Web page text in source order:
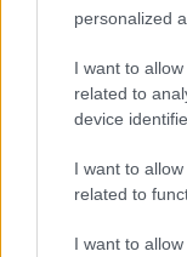
personalized
I want to
related to
device
I want to
related to
I want to